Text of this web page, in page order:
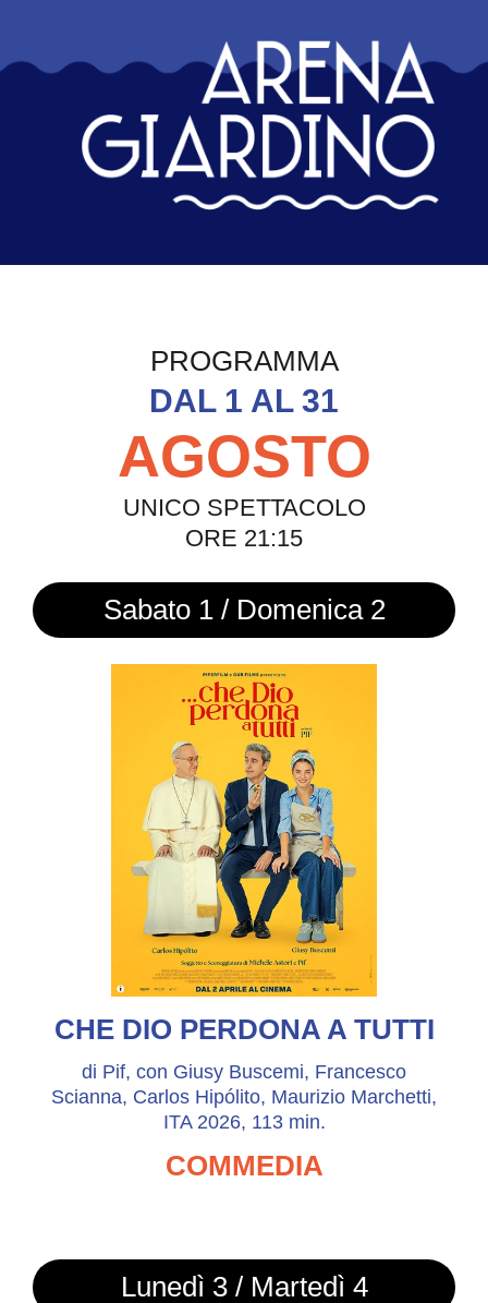
Arena Giardino
PROGRAMMA
DAL 1 AL 31
AGOSTO
UNICO SPETTACOLO
ORE 21:15
Sabato 1 / Domenica 2
CHE DIO PERDONA A TUTTI
di Pif, con Giusy Buscemi, Francesco
Scianna, Carlos Hipólito, Maurizio Marchetti,
ITA 2026, 113 min.
COMMEDIA
Lunedì 3 / Martedì 4